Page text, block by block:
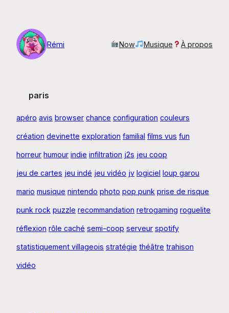
contenu
Rémi
Now Musique À propos
paris
apéro avis browser chance configuration couleurs
création devinette exploration familial films vus fun
horreur humour indie infiltration j2s jeu coop
jeu de cartes jeu indé jeu vidéo jv logiciel loup garou
mario musique nintendo photo pop punk prise de risque
punk rock puzzle recommandation retrogaming roguelite
réflexion rôle caché semi-coop serveur spotify
statistiquement villageois stratégie théâtre trahison
vidéo